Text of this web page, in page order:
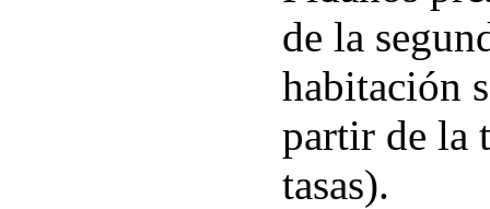
de la
habitación
partir de la
tasas).